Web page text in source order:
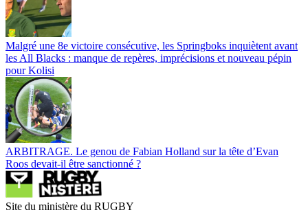
Malgré une 8e victoire consécutive, les Springboks inquiètent avant
les All Blacks : manque de repères, imprécisions et nouveau pépin
pour Kolisi
ARBITRAGE. Le genou de Fabian Holland sur la tête d’Evan
Roos devait-il être sanctionné ?
Site du ministère du RUGBY